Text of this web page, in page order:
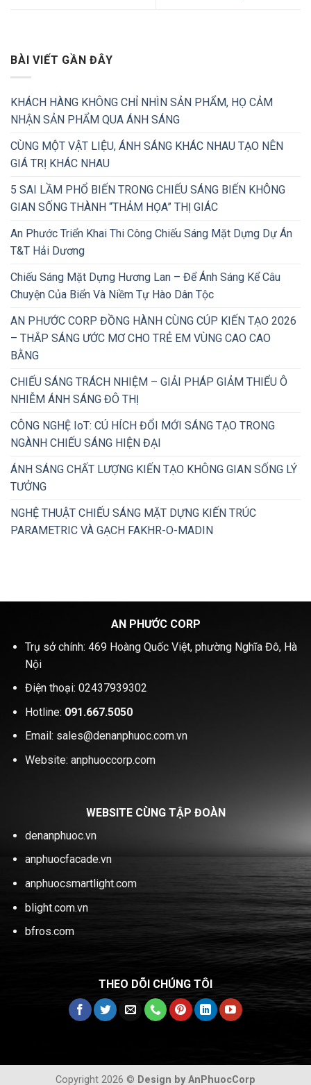
BÀI VIẾT GẦN ĐÂY
KHÁCH HÀNG KHÔNG CHỈ NHÌN SẢN PHẨM, HỌ CẢM
NHẬN SẢN PHẨM QUA ÁNH SÁNG
CÙNG MỘT VẬT LIỆU, ÁNH SÁNG KHÁC NHAU TẠO NÊN
GIÁ TRỊ KHÁC NHAU
5 SAI LẦM PHỔ BIẾN TRONG CHIẾU SÁNG BIẾN KHÔNG
GIAN SỐNG THÀNH “THẢM HỌA” THỊ GIÁC
An Phước Triển Khai Thi Công Chiếu Sáng Mặt Dựng Dự Án
T&T Hải Dương
Chiếu Sáng Mặt Dựng Hương Lan – Để Ánh Sáng Kể Câu
Chuyện Của Biển Và Niềm Tự Hào Dân Tộc
AN PHƯỚC CORP ĐỒNG HÀNH CÙNG CÚP KIẾN TẠO 2026
– THẮP SÁNG ƯỚC MƠ CHO TRẺ EM VÙNG CAO CAO
BẰNG
CHIẾU SÁNG TRÁCH NHIỆM – GIẢI PHÁP GIẢM THIỂU Ô
NHIỄM ÁNH SÁNG ĐÔ THỊ
CÔNG NGHỆ IoT: CÚ HÍCH ĐỔI MỚI SÁNG TẠO TRONG
NGÀNH CHIẾU SÁNG HIỆN ĐẠI
ÁNH SÁNG CHẤT LƯỢNG KIẾN TẠO KHÔNG GIAN SỐNG LÝ
TƯỞNG
NGHỆ THUẬT CHIẾU SÁNG MẶT DỰNG KIẾN TRÚC
PARAMETRIC VÀ GẠCH FAKHR-O-MADIN
AN PHƯỚC CORP
Trụ sở chính: 469 Hoàng Quốc Việt, phường Nghĩa Đô, Hà
Nội
Điện thoại: 02437939302
Hotline: 091.667.5050
Email: sales@denanphuoc.com.vn
Website: anphuoccorp.com
WEBSITE CÙNG TẬP ĐOÀN
denanphuoc.vn
anphuocfacade.vn
anphuocsmartlight.com
blight.com.vn
bfros.com
THEO DÕI CHÚNG TÔI
Copyright 2026 © Design by AnPhuocCorp